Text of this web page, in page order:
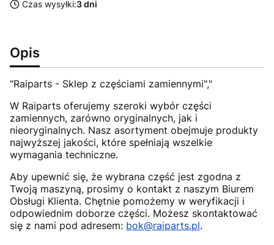
Czas wysyłki:3 dni
Opis
"Raiparts - Sklep z częściami zamiennymi","
W Raiparts oferujemy szeroki wybór części
zamiennych, zarówno oryginalnych, jak i
nieoryginalnych. Nasz asortyment obejmuje produkty
najwyższej jakości, które spełniają wszelkie
wymagania techniczne.
Aby upewnić się, że wybrana część jest zgodna z
Twoją maszyną, prosimy o kontakt z naszym Biurem
Obsługi Klienta. Chętnie pomożemy w weryfikacji i
odpowiednim doborze części. Możesz skontaktować
się z nami pod adresem: bok@raiparts.pl.